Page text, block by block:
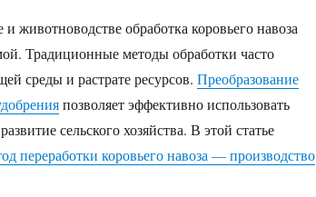
животноводстве обработка коровьего навоза
Традиционные методы обработки часто
среды и растрате ресурсов. Преобразование
позволяет эффективно использовать
сельского хозяйства. В этой статье
переработки коровьего навоза — производство